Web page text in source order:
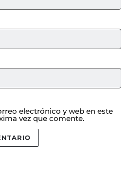
electrónico y web en este
vez que comente.